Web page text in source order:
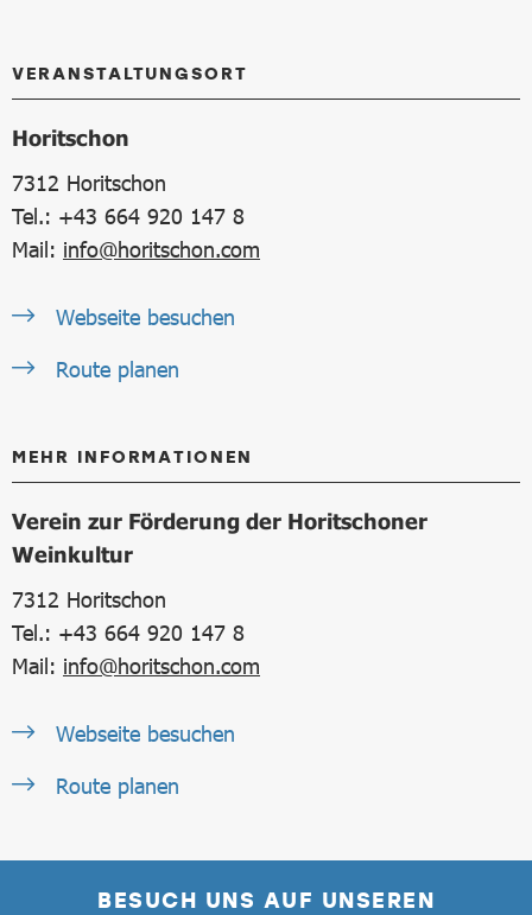
VERANSTALTUNGSORT
Horitschon
7312 Horitschon
Tel.: +43 664 920 147 8
Mail: info@horitschon.com
Webseite besuchen
Route planen
MEHR INFORMATIONEN
Verein zur Förderung der Horitschoner
Weinkultur
7312 Horitschon
Tel.: +43 664 920 147 8
Mail: info@horitschon.com
Webseite besuchen
Route planen
BESUCH UNS AUF UNSEREN